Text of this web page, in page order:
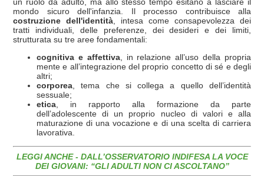
mondo sicuro dell'infanzia. Il processo contribuisce alla
costruzione dell'identità , intesa come consapevolezza dei
tratti individuali, delle preferenze, dei desideri e dei limiti,
strutturata su tre aree fondamentali:
cognitiva e affettiva, in relazione all’uso della propria
mente e all’integrazione del proprio concetto di sé e degli
altri;
corporea, tema che si collega a quello dell’identità
sessuale;
etica, in rapporto alla formazione da parte
dell’adolescente di un proprio nucleo di valori e alla
maturazione di una vocazione e di una scelta di carriera
lavorativa.
LEGGI ANCHE - DALL’OSSERVATORIO INDIFESA LA VOCE
DEI GIOVANI: “GLI ADULTI NON CI ASCOLTANO”